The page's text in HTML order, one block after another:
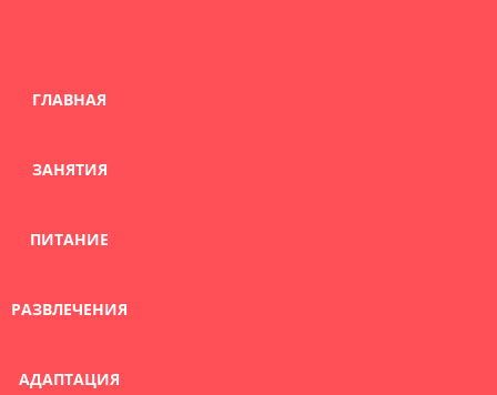
ГЛАВНАЯ
ЗАНЯТИЯ
ПИТАНИЕ
РАЗВЛЕЧЕНИЯ
АДАПТАЦИЯ